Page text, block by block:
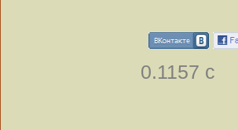
0.1157 с